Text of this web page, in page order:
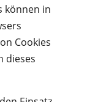
können in
Cookies
dieses